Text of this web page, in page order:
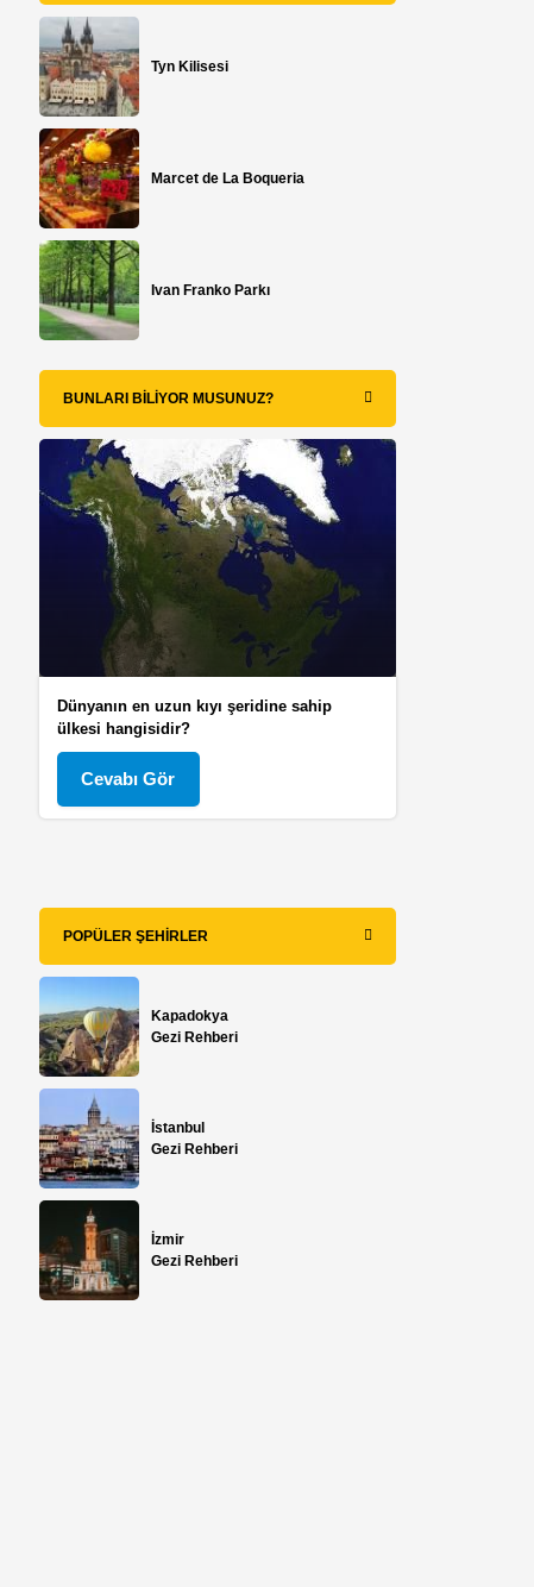
Tyn Kilisesi
Marcet de La Boqueria
Ivan Franko Parkı
BUNLARI BILIYOR MUSUNUZ?
Dünyanın en uzun kıyı şeridine sahip
ülkesi hangisidir?
Cevabı Gör
POPÜLER ŞEHIRLER
Kapadokya
Gezi Rehberi
İstanbul
Gezi Rehberi
İzmir
Gezi Rehberi